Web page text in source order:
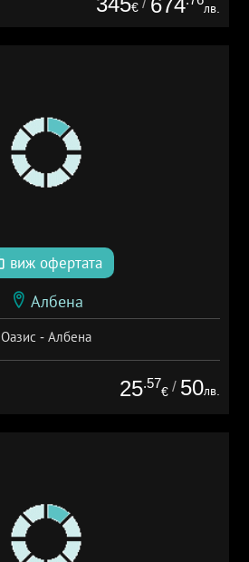
€ 674 лв.
виж офертата
Албена
Оазис - Албена
25.57
€ / 50лв.